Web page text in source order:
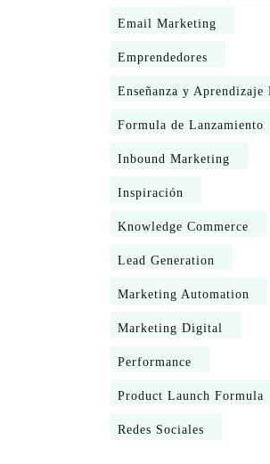
Email Marketing
Emprendedores
Enseñanza y
Formula de Lanzamiento
Inbound Marketing
Inspiración
Knowledge Commerce
Lead Generation
Marketing Automation
Marketing Digital
Performance
Product Launch Formula
Redes Sociales